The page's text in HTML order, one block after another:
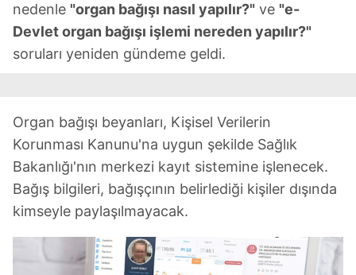
nedenle "organ bağışı nasıl yapılır?" ve "e-
Devlet organ bağışı işlemi nereden yapılır?"
soruları yeniden gündeme geldi.
Organ bağışı beyanları, Kişisel Verilerin
Korunması Kanunu'na uygun şekilde Sağlık
Bakanlığı'nın merkezi kayıt sistemine işlenecek.
Bağış bilgileri, bağışçının belirlediği kişiler dışında
kimseyle paylaşılmayacak.